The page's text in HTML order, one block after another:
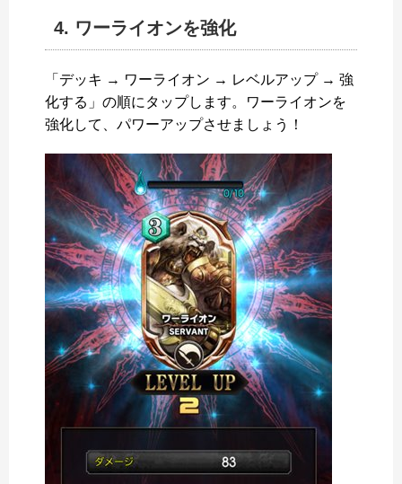
4. ワーライオンを強化
「デッキ → ワーライオン → レベルアップ → 強
化する」の順にタップします。ワーライオンを
強化して、パワーアップさせましょう！